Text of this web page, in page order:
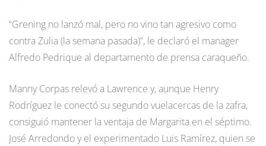
“Grening no lanzó mal, pero no vino tan agresivo como
contra Zulia (la semana pasada)”, le declaró el manager
Alfredo Pedrique al departamento de prensa caraqueño.
Manny Corpas relevó a Lawrence y, aunque Henry
Rodríguez le conectó su segundo vuelacercas de la zafra,
consiguió mantener la ventaja de Margarita en el séptimo.
José Arredondo y el experimentado Luis Ramírez, quien se